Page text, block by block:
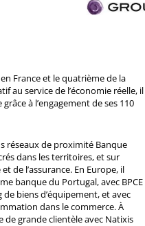
France et le quatrième de la
au service de l’économie réelle, il
à l’engagement de ses 110
réseaux de proximité Banque
dans les territoires, et sur
de l’assurance. En Europe, il
banque du Portugal, avec BPCE
biens d’équipement, et avec
dans le commerce. À
de grande clientèle avec Natixis